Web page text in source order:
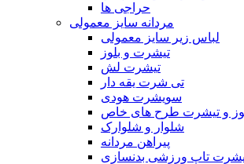
حراجی ها
مردانه سایز معمولی
لباس زیر سایز معمولی
تیشرت و بلوز
تیشرت لش
تی شرت یقه دار
سویشرت هودی
و تیشرت طرح های خاص
شلوار و شلوارک
پیراهن مردانه
تاپ ورزشی بدنسازی